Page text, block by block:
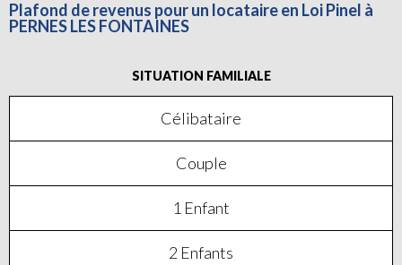
Plafond de revenus pour un locataire en Loi Pinel à
PERNES LES FONTAINES
SITUATION FAMILIALE
Célibataire
Couple
1 Enfant
2 Enfants